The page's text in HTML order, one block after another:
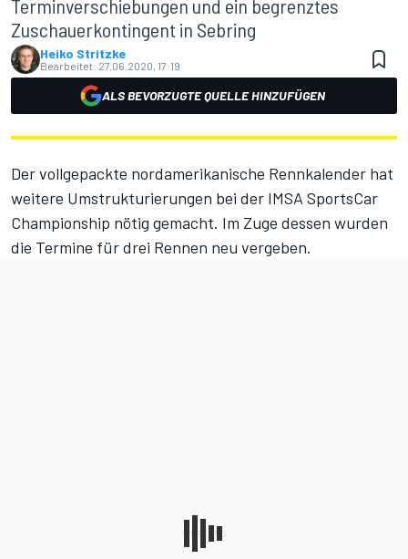
Terminverschiebungen und ein begrenztes
Zuschauerkontingent in Sebring
Heiko Stritzke
Bearbeitet: 27.06.2020, 17:19
ALS BEVORZUGTE QUELLE HINZUFÜGEN
Der vollgepackte nordamerikanische Rennkalender hat
weitere Umstrukturierungen bei der IMSA SportsCar
Championship nötig gemacht. Im Zuge dessen wurden
die Termine für drei Rennen neu vergeben.